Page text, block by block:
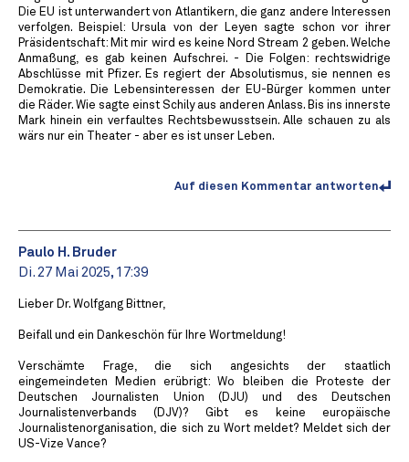
Die EU ist unterwandert von Atlantikern, die ganz andere Interessen
verfolgen. Beispiel: Ursula von der Leyen sagte schon vor ihrer
Präsidentschaft: Mit mir wird es keine Nord Stream 2 geben. Welche
Anmaßung, es gab keinen Aufschrei. - Die Folgen: rechtswidrige
Abschlüsse mit Pfizer. Es regiert der Absolutismus, sie nennen es
Demokratie. Die Lebensinteressen der EU-Bürger kommen unter
die Räder. Wie sagte einst Schily aus anderen Anlass. Bis ins innerste
Mark hinein ein verfaultes Rechtsbewusstsein. Alle schauen zu als
wärs nur ein Theater - aber es ist unser Leben.
Auf diesen Kommentar antworten
Paulo H. Bruder
Di. 27 Mai 2025, 17:39
Lieber Dr. Wolfgang Bittner,
Beifall und ein Dankeschön für Ihre Wortmeldung!
Verschämte Frage, die sich angesichts der staatlich
eingemeindeten Medien erübrigt: Wo bleiben die Proteste der
Deutschen Journalisten Union (DJU) und des Deutschen
Journalistenverbands (DJV)? Gibt es keine europäische
Journalistenorganisation, die sich zu Wort meldet? Meldet sich der
US-Vize Vance?